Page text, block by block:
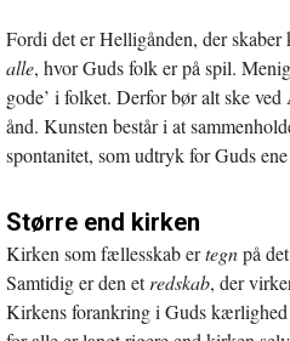
Fordi det er Helligånden, der
alle, hvor Guds folk er på spil.
gode’ i folket. Derfor bør alt ske
ånd. Kunsten består i at
spontanitet, som udtryk for Guds
Større end kirken
Kirken som fællesskab ertegnpå
Samtidig er den etredskab, der
Kirkens forankring i Guds kærlighed